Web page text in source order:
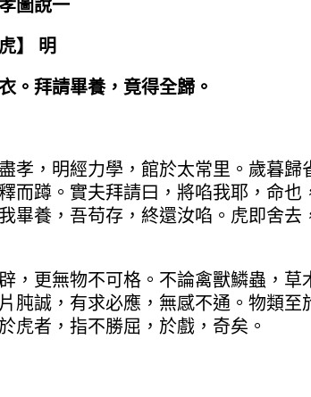
圖說一
】 明
。拜請畢養，竟得全歸。
，明經力學，館於太常里。歲暮歸
而蹲。實夫拜請曰，將啗我耶，命也
畢養，吾苟存，終還汝啗。虎即舍去
更無物不可格。不論禽獸鱗蟲，草
肫誠，有求必應，無感不通。物類至
虎者，指不勝屈，於戲，奇矣。